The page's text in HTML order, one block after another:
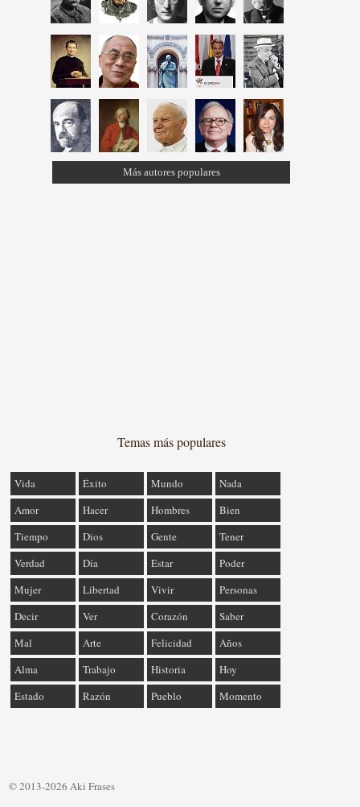
Más autores populares
Temas más populares
Vida Éxito Mundo
Nada
Amor
Hacer Hombres
Bien
Tiempo
Dios Gente
Tener
Verdad
Día Estar
Poder
Mujer
Libertad Vivir
Personas
Decir
Ver Corazón
Saber
Mal
Arte Felicidad
Años
Alma
Trabajo Historia
Hoy
Estado
Razón Pueblo Momento
© 2013-2026 Aki Frases